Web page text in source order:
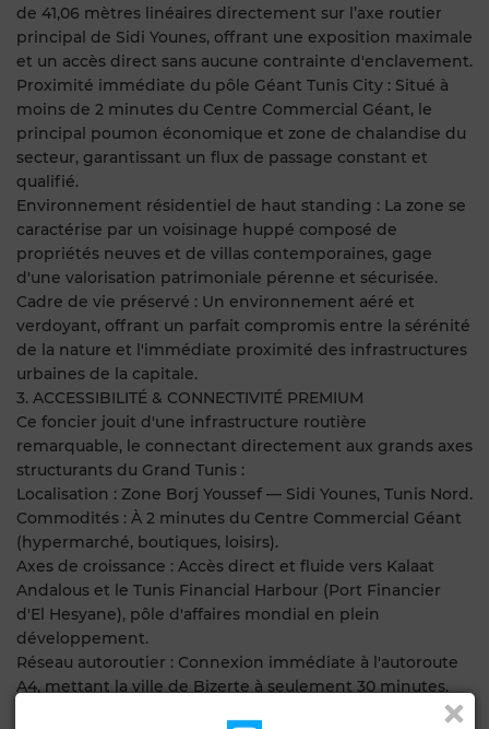
de 41,06 mètres linéaires directement sur l’axe routier
principal de Sidi Younes, offrant une exposition maximale
et un accès direct sans aucune contrainte d'enclavement.
Proximité immédiate du pôle Géant Tunis City : Situé à
moins de 2 minutes du Centre Commercial Géant, le
principal poumon économique et zone de chalandise du
secteur, garantissant un flux de passage constant et
qualifié.
Environnement résidentiel de haut standing : La zone se
caractérise par un voisinage huppé composé de
propriétés neuves et de villas contemporaines, gage
d'une valorisation patrimoniale pérenne et sécurisée.
Cadre de vie préservé : Un environnement aéré et
verdoyant, offrant un parfait compromis entre la sérénité
de la nature et l'immédiate proximité des infrastructures
urbaines de la capitale.
3. ACCESSIBILITÉ & CONNECTIVITÉ PREMIUM
Ce foncier jouit d'une infrastructure routière
remarquable, le connectant directement aux grands axes
structurants du Grand Tunis :
Localisation : Zone Borj Youssef — Sidi Younes, Tunis Nord.
Commodités : À 2 minutes du Centre Commercial Géant
(hypermarché, boutiques, loisirs).
Axes de croissance : Accès direct et fluide vers Kalaat
Andalous et le Tunis Financial Harbour (Port Financier
d'El Hesyane), pôle d'affaires mondial en plein
développement.
Réseau autoroutier : Connexion immédiate à l'autoroute
A4, mettant la ville de Bizerte à seulement 30 minutes.
Hub international : Accessibilité rapide et sans encombre